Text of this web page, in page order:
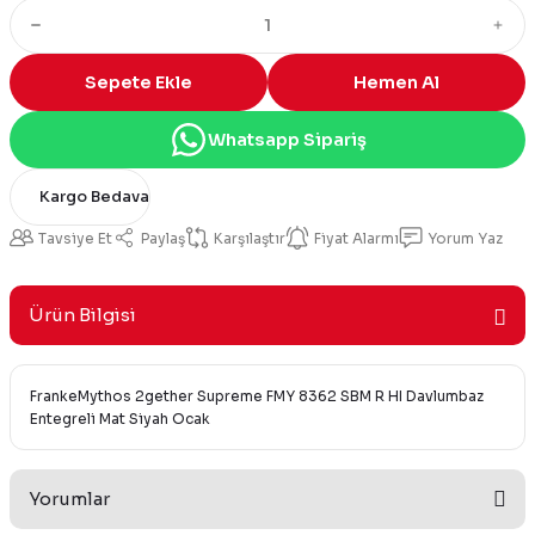
Sepete Ekle Hemen Al
Whatsapp Sipariş
Kargo Bedava
Tavsiye Et Paylaş Karşılaştır Fiyat Alarmı Yorum Yaz
Ürün Bilgisi
FrankeMythos 2gether Supreme FMY 8362 SBM R HI Davlumbaz
Entegreli Mat Siyah Ocak
Yorumlar